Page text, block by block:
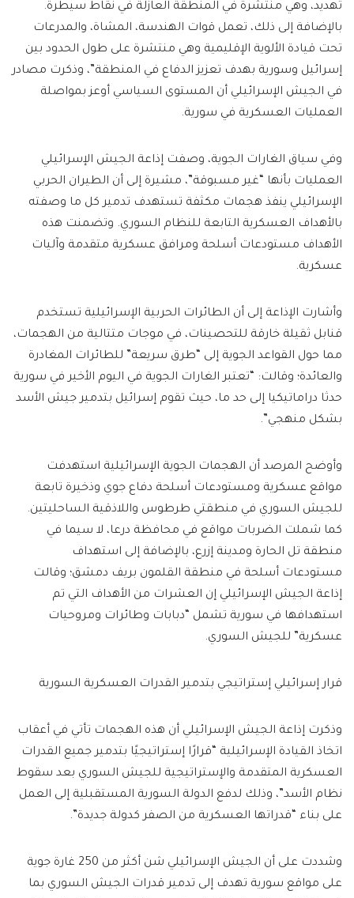
تهديد، وهي منتشرة في المنطقة العازلة في نقاط سيطرة.
‏بالإضافة إلى ذلك، تعمل قوات الهندسة، المشاة، والمدرعات
تحت قيادة الألوية الإقليمية وهي منتشرة على طول الحدود بين
إسرائيل وسورية بهدف تعزيز الدفاع في المنطقة”، وذكرت مصادر
في الجيش الإسرائيلي أن المستوى السياسي أوعز بمواصلة
العمليات العسكرية في سورية.
وفي سياق الغارات الجوية، وصفت إذاعة الجيش الإسرائيلي
العمليات بأنها “غير مسبوقة”، مشيرة إلى أن الطيران الحربي
الإسرائيلي ينفذ هجمات مكثفة تستهدف تدمير كل ما وصفته
بالأهداف العسكرية التابعة للنظام السوري. وتضمنت هذه
الأهداف مستودعات أسلحة ومرافق عسكرية متقدمة وآليات
عسكرية.
وأشارت الإذاعة إلى أن الطائرات الحربية الإسرائيلية تستخدم
قنابل ثقيلة خارقة للتحصينات، في موجات متتالية من الهجمات،
مما حول القواعد الجوية إلى “طرق سريعة” للطائرات المغادرة
والعائدة؛ وقالت: “تعتبر الغارات الجوية في اليوم الأخير في سورية
حدثا دراماتيكيا إلى حد ما، حيث تقوم إسرائيل بتدمير جيش الأسد
بشكل منهجي”.
وأوضح المرصد أن الهجمات الجوية الإسرائيلية استهدفت
مواقع عسكرية ومستودعات أسلحة دفاع جوي وذخيرة تابعة
للجيش السوري في منطقتي طرطوس واللاذقية الساحليتين.
كما شملت الضربات مواقع في محافظة درعا، لا سيما في
منطقة تل الحارة ومدينة إزرع، بالإضافة إلى استهداف
مستودعات أسلحة في منطقة القلمون بريف دمشق؛ وقالت
إذاعة الجيش الإسرائيلي إن العشرات من الأهداف التي تم
استهدافها في سورية تشمل “دبابات وطائرات ومروحيات
عسكرية” للجيش السوري.
قرار إسرائيلي إستراتيجي بتدمير القدرات العسكرية السورية
وذكرت إذاعة الجيش الإسرائيلي أن هذه الهجمات تأتي في أعقاب
اتخاذ القيادة الإسرائيلية “قرارًا إستراتيجيًا بتدمير جميع القدرات
العسكرية المتقدمة والإستراتيجية للجيش السوري بعد سقوط
نظام الأسد”، وذلك لدفع الدولة السورية المستقبلية إلى العمل
على بناء “قدراتها العسكرية من الصفر كدولة جديدة”.
وشددت على أن الجيش الإسرائيلي شن أكثر من 250 غارة جوية
على مواقع سورية تهدف إلى تدمير قدرات الجيش السوري بما